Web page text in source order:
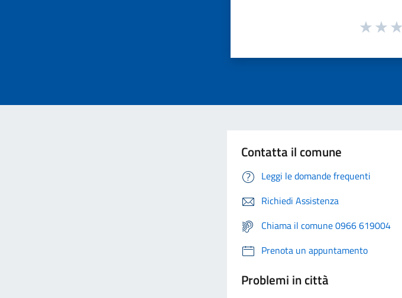
Contatta il comune
Leggi le domande frequenti
Richiedi Assistenza
Chiama il comune 0966 619004
Prenota un appuntamento
Problemi in città